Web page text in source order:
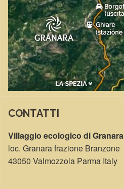
CONTATTI
Villaggio ecologico di Granara
loc. Granara frazione Branzone
43050 Valmozzola Parma Italy